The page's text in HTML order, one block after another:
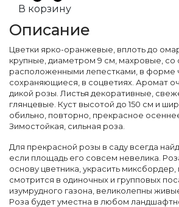
В корзину
Описание
Цветки ярко-оранжевые, вплоть до
крупные, диаметром 9 см, махровые, со
расположенными лепестками, в форме
сохраняющиеся, в соцветиях. Аромат
дикой розы. Листья декоративные,
глянцевые. Куст высотой до 150 см и
обильно, повторно, прекрасное
Зимостойкая, сильная роза.
Для прекрасной розы в саду всегда
если площадь его совсем невелика.
основу цветника, украсить
смотрится в одиночных и групповых
изумрудного газона, великолепны
Роза будет уместна в любом